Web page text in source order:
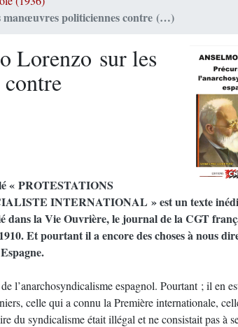
manœuvres politiciennes contre (…)
Lorenzo sur les
« PROTESTATIONS
INTERNATIONAL » est un texte
dans la Vie Ouvrière, le journal de la CGT
Et pourtant il a encore des choses à nous
l’anarchosyndicalisme espagnol. Pourtant ; il en
celle qui a connu la Première internationale,
du syndicalisme était illégal et ne consistait pas à